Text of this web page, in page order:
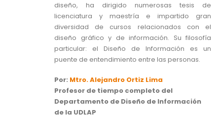
diseño, ha dirigido numerosas tesis de
licenciatura y maestría e impartido gran
diversidad de cursos relacionados con el
diseño gráfico y de información. Su filosofía
particular: el Diseño de Información es un
puente de entendimiento entre las personas.
Por: Mtro. Alejandro Ortiz Lima
Profesor de tiempo completo del
Departamento de Diseño de Información
de la UDLAP